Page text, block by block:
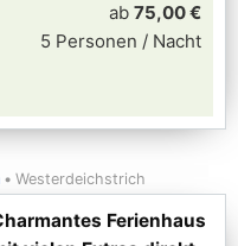
ab 75,00 €
5 Personen / Nacht
Westerdeichstrich
Ferienhaus